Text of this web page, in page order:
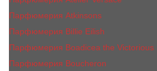
Парфюмерия Atkinsons
Парфюмерия Billie Eilish
Парфюмерия Boadicea the Victorious
Парфюмерия Boucheron